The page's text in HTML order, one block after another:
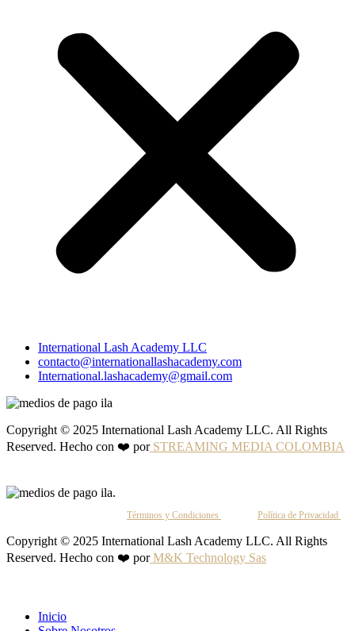
International Lash Academy LLC
contacto@internationallashacademy.com
International.lashacademy@gmail.com
Copyright © 2025 International Lash Academy LLC. All Rights
Reserved. Hecho con ❤️ porSTREAMING MEDIA COLOMBIA
Términos y Condiciones Política de Privacidad
Copyright © 2025 International Lash Academy LLC. All Rights
Reserved. Hecho con ❤️ porM&K Technology Sas
Inicio